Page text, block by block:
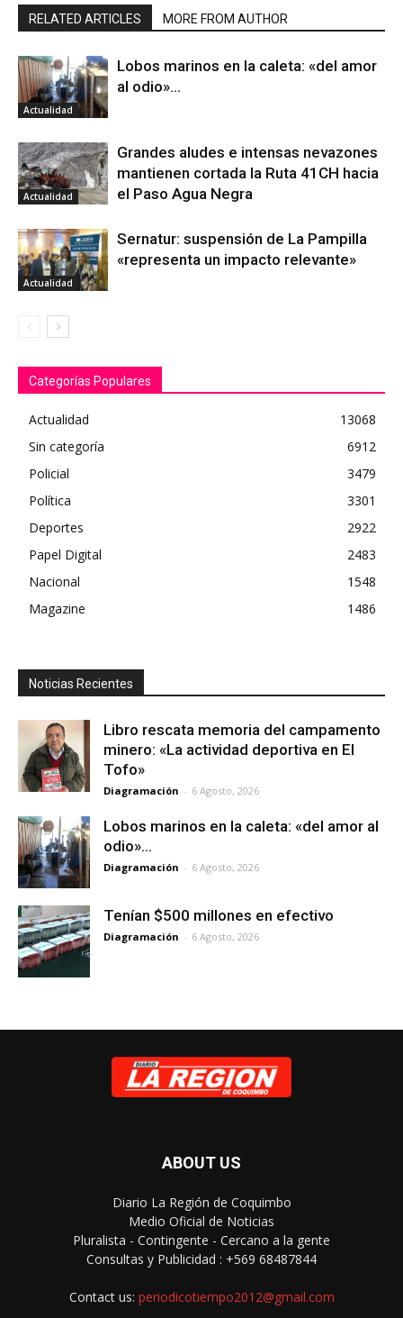
RELATED ARTICLES MORE FROM AUTHOR
Actualidad
Lobos marinos en la caleta: «del amor
al odio»…
Actualidad
Grandes aludes e intensas nevazones
mantienen cortada la Ruta 41CH hacia
el Paso Agua Negra
Actualidad
Sernatur: suspensión de La Pampilla
«representa un impacto relevante»
Categorías Populares
Actualidad
13068
Sin categoría
6912
Policial
3479
Política
3301
Deportes
2922
Papel Digital
2483
Nacional
1548
Magazine
1486
Noticias Recientes
Libro rescata memoria del campamento
minero: «La actividad deportiva en El
Tofo»
Diagramación - 6 Agosto, 2026
Lobos marinos en la caleta: «del amor al
odio»…
Diagramación - 6 Agosto, 2026
Tenían $500 millones en efectivo
Diagramación - 6 Agosto, 2026
ABOUT US
Diario La Región de Coquimbo
Medio Oficial de Noticias
Pluralista - Contingente - Cercano a la gente
Consultas y Publicidad : +569 68487844
Contact us: periodicotiempo2012@gmail.com